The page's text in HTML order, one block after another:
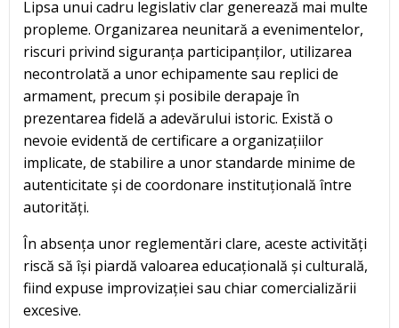
Lipsa unui cadru legislativ clar generează mai multe
propleme. Organizarea neunitară a evenimentelor,
riscuri privind siguranța participanților, utilizarea
necontrolată a unor echipamente sau replici de
armament, precum și posibile derapaje în
prezentarea fidelă a adevărului istoric. Există o
nevoie evidentă de certificare a organizațiilor
implicate, de stabilire a unor standarde minime de
autenticitate și de coordonare instituțională între
autorități.
În absența unor reglementări clare, aceste activități
riscă să își piardă valoarea educațională și culturală,
fiind expuse improvizației sau chiar comercializării
excesive.